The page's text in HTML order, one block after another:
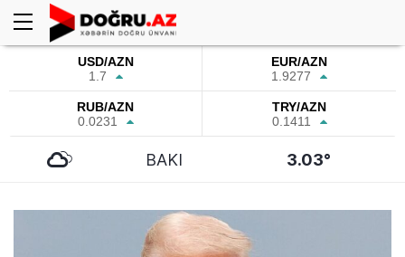
USD/AZN
1.7
EUR/AZN
1.9277
RUB/AZN
0.0231
TRY/AZN
0.1411
BAKI 3.03°